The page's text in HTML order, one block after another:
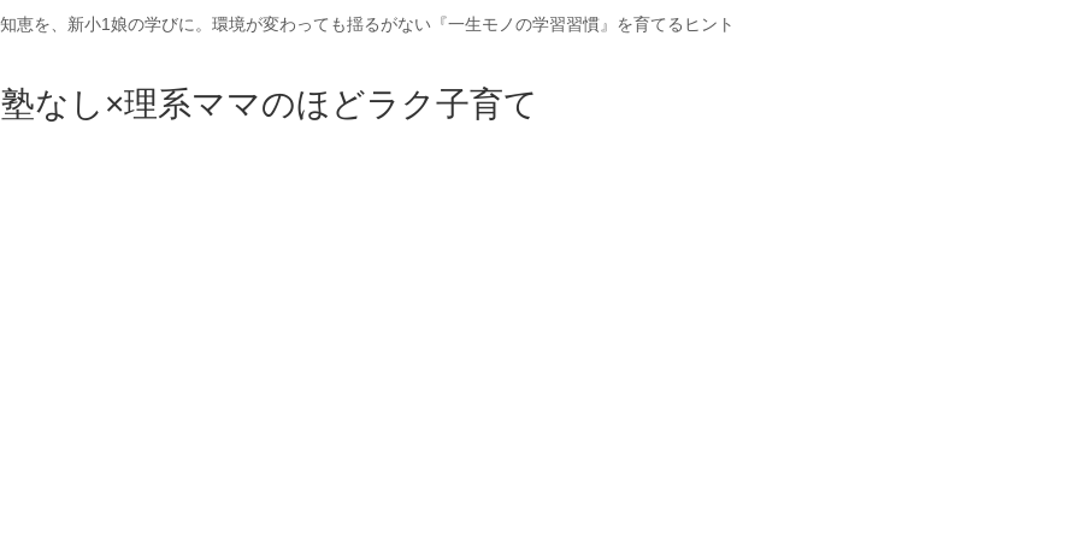
恵を、新小1娘の学びに。環境が変わっても揺るがない『一生モノの学習習慣』を育てるヒント
塾なし×理系ママのほどラク子育て